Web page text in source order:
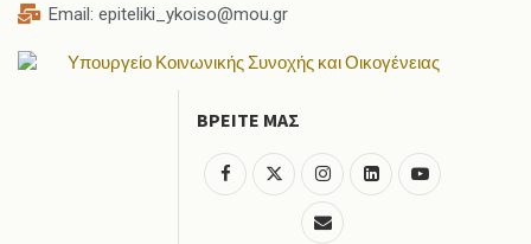
Email: epiteliki_ykoiso@mou.gr
ΒΡΕΙΤΕ ΜΑΣ